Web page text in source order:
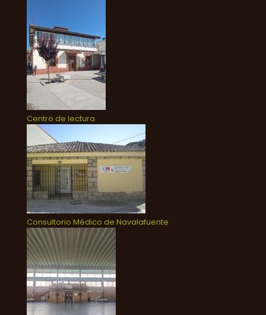
Centro de lectura
Consultorio Médico de Navalafuente